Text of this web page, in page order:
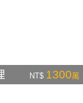
NT$ 1300萬